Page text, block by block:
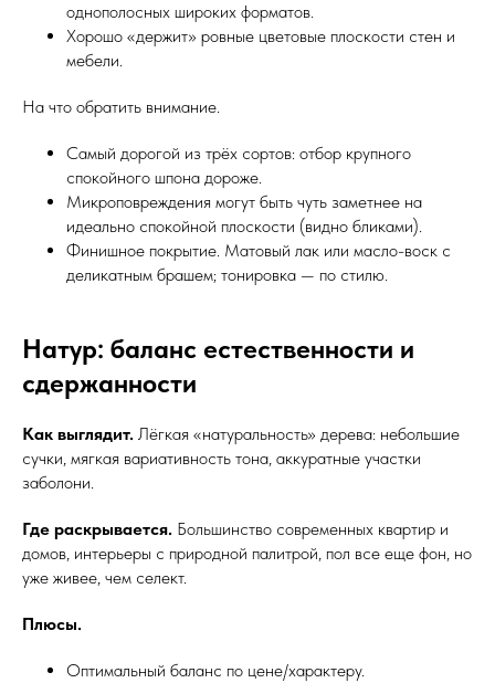
однополосных широких форматов.
Хорошо «держит» ровные цветовые плоскости стен и
мебели.
На что обратить внимание.
Самый дорогой из трёх сортов: отбор крупного
спокойного шпона дороже.
Микроповреждения могут быть чуть заметнее на
идеально спокойной плоскости (видно бликами).
Финишное покрытие. Матовый лак или масло-воск с
деликатным брашем; тонировка — по стилю.
Натур: баланс естественности и
сдержанности
Как выглядит. Лёгкая «натуральность» дерева: небольшие
сучки, мягкая вариативность тона, аккуратные участки
заболони.
Где раскрывается. Большинство современных квартир и
домов, интерьеры с природной палитрой, пол все еще фон, но
уже живее, чем селект.
Плюсы.
Оптимальный баланс по цене/характеру.